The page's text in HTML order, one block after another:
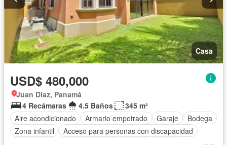
Casa
USD$ 480,000
Juan Diaz, Panamá
4 Recámaras
4.5 Baños
345 m²
Aire acondicionado
Armario empotrado Garaje
Bodega
Zona infantil
Acceso para personas con discapacidad